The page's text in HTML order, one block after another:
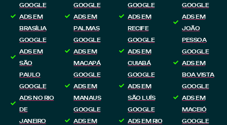
GOOGLE
ADS EM
BRASÍLIA
GOOGLE
ADS EM
SÃO
PAULO
GOOGLE
ADS NO RIO
DE
JANEIRO
GOOGLE
ADS EM
PALMAS
GOOGLE
ADS EM
MACAPÁ
GOOGLE
ADS EM
MANAUS
GOOGLE
ADS EM
GOOGLE
ADS EM
RECIFE
GOOGLE
ADS EM
CUIABÁ
GOOGLE
ADS EM
SÃO LUÍS
GOOGLE
ADS EM RIO
GOOGLE
ADS EM
JOÃO
PESSOA
GOOGLE
ADS EM
BOA VISTA
GOOGLE
ADS EM
MACEIÓ
GOOGLE